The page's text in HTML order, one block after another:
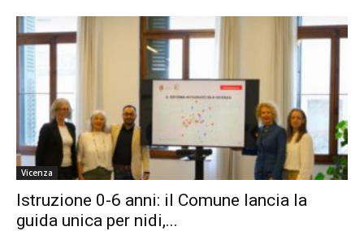
Vicenza
Istruzione 0-6 anni: il Comune lancia la
guida unica per nidi,...